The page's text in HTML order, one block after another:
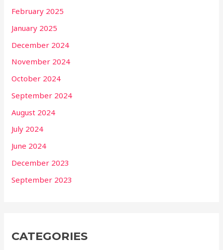
February 2025
January 2025
December 2024
November 2024
October 2024
September 2024
August 2024
July 2024
June 2024
December 2023
September 2023
CATEGORIES